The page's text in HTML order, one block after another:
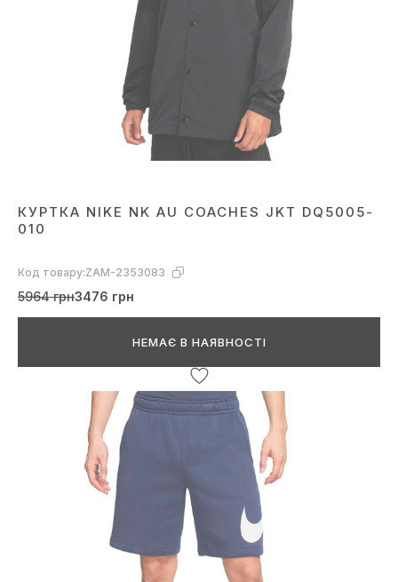
КУРТКА NIKE NK AU COACHES JKT DQ5005-
010
Код товару:ZAM-2353083
5964 грн3476 грн
НЕМАЄ В НАЯВНОСТІ